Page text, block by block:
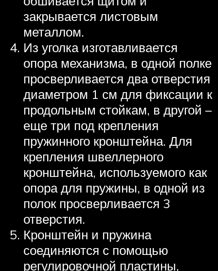
закрывается листовым
металлом.
Из уголка изготавливается
опора механизма, в одной полке
просверливается два отверстия
диаметром 1 см для фиксации к
продольным стойкам, в другой –
еще три под крепления
пружинного кронштейна. Для
крепления швеллерного
кронштейна, используемого как
опора для пружины, в одной из
полок просверливается 3
отверстия.
Кронштейн и пружина
соединяются с помощью
регулировочной пластины,